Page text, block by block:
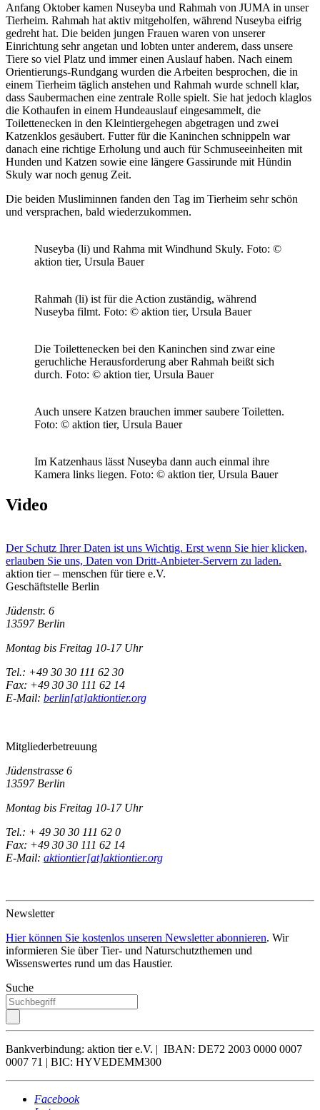
Anfang Oktober kamen Nuseyba und Rahmah von JUMA in unser
Tierheim. Rahmah hat aktiv mitgeholfen, während Nuseyba eifrig
gedreht hat. Die beiden jungen Frauen waren von unserer
Einrichtung sehr angetan und lobten unter anderem, dass unsere
Tiere so viel Platz und immer einen Auslauf haben. Nach einem
Orientierungs-Rundgang wurden die Arbeiten besprochen, die in
einem Tierheim täglich anstehen und Rahmah wurde schnell klar,
dass Saubermachen eine zentrale Rolle spielt. Sie hat jedoch klaglos
die Kothaufen in einem Hundeauslauf eingesammelt, die
Toilettenecken in den Kleintiergehegen abgetragen und zwei
Katzenklos gesäubert. Futter für die Kaninchen schnippeln war
danach eine richtige Erholung und auch für Schmuseeinheiten mit
Hunden und Katzen sowie eine längere Gassirunde mit Hündin
Skuly war noch genug Zeit.
Die beiden Musliminnen fanden den Tag im Tierheim sehr schön
und versprachen, bald wiederzukommen.
Nuseyba (li) und Rahma mit Windhund Skuly. Foto: ©
aktion tier, Ursula Bauer
Rahmah (li) ist für die Action zuständig, während
Nuseyba filmt. Foto: © aktion tier, Ursula Bauer
Die Toilettenecken bei den Kaninchen sind zwar eine
geruchliche Herausforderung aber Rahmah beißt sich
durch. Foto: © aktion tier, Ursula Bauer
Auch unsere Katzen brauchen immer saubere Toiletten.
Foto: © aktion tier, Ursula Bauer
Im Katzenhaus lässt Nuseyba dann auch einmal ihre
Kamera links liegen. Foto: © aktion tier, Ursula Bauer
Video
Der Schutz Ihrer Daten ist uns Wichtig. Erst wenn Sie hier klicken,
erlauben Sie uns, Daten von Dritt-Anbieter-Servern zu laden.
aktion tier – menschen für tiere e.V.
Geschäftstelle Berlin
Jüdenstr. 6
13597 Berlin
Montag bis Freitag 10-17 Uhr
Tel.: +49 30 30 111 62 30
Fax: +49 30 30 111 62 14
E-Mail: berlin[at]aktiontier.org
Mitgliederbetreuung
Jüdenstrasse 6
13597 Berlin
Montag bis Freitag 10-17 Uhr
Tel.: + 49 30 30 111 62 0
Fax: +49 30 30 111 62 14
E-Mail: aktiontier[at]aktiontier.org
Newsletter
Hier können Sie kostenlos unseren Newsletter abonnieren. Wir
informieren Sie über Tier- und Naturschutzthemen und
Wissenswertes rund um das Haustier.
Suche
Bankverbindung: aktion tier e.V. | IBAN: DE72 2003 0000 0007
0007 71 | BIC: HYVEDEMM300
Facebook